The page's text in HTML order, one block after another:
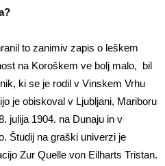
to zanimiv zapis o leškem
na Koroškem ve bolj malo, bil
ki se je rodil v Vinskem Vrhu
je obiskoval v Ljubljani, Mariboru
julija 1904. na Dunaju in v
Študij na graški univerzi je
Zur Quelle von Eilharts Tristan.